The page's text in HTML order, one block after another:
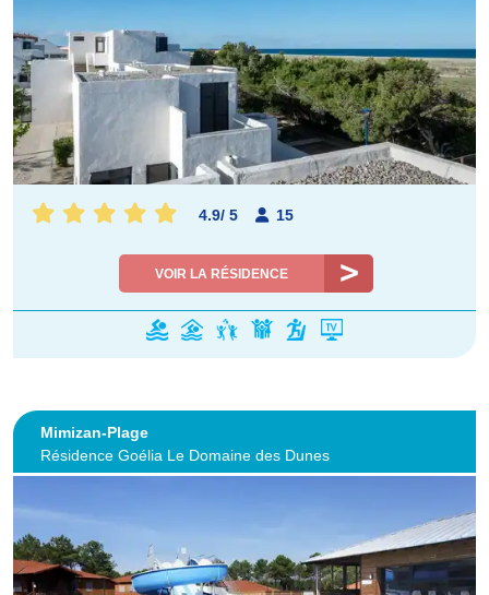
4.9/ 5 15
VOIR LA RÉSIDENCE
Mimizan-Plage
Résidence Goélia Le Domaine des Dunes